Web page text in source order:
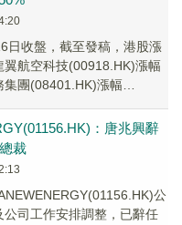
日收盤，截至發稿，港股漲
翼航空科技(00918.HK)漲幅
集團(08401.HK)漲幅
：唐兆興辭
裁
公
司工作安排調整，已辭任